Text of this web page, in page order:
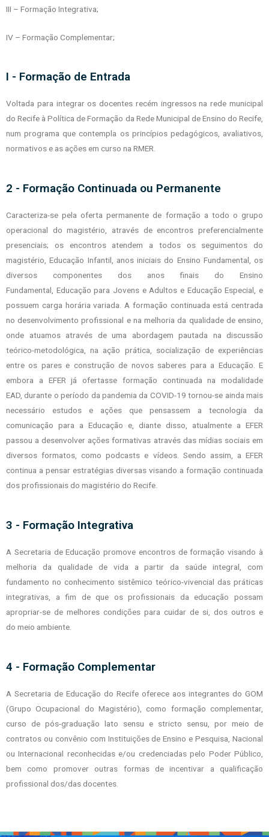
III – Formação Integrativa;
IV – Formação Complementar;
I - Formação de Entrada
Voltada para integrar os docentes recém ingressos na rede municipal
do Recife àPolítica de Formação da Rede Municipal de Ensino do Recife,
num programa quecontempla os princípios pedagógicos, avaliativos,
normativos e as ações em curso na RMER.
2 - Formação Continuada ou Permanente
Caracteriza-se pela oferta permanente de formação a todo o grupo
operacional do magistério, através de encontros preferencialmente
presenciais; os encontros atendem a todos os seguimentos do
magistério, Educação Infantil, anos iniciais do Ensino Fundamental, os
diversos componentes dos anos finais do Ensino
Fundamental, Educação para Jovens e Adultos e Educação Especial, e
possuem carga horária variada. A formação continuada está centrada
no desenvolvimento profissional e namelhoria da qualidade de ensino,
onde atuamos através de uma abordagem pautada na discussão
teórico-metodológica, na ação prática, socialização de experiências
entre os pares e construção de novos saberes para a Educação.E
embora a EFER já ofertasse formação continuada na modalidade
EAD,durante o período da pandemia da COVID-19 tornou-se ainda mais
necessário estudos e ações que pensassem a tecnologia da
comunicação para a Educação e, diante disso, atualmente a EFER
passou a desenvolver ações formativas através das mídias sociais em
diversos formatos, como podcasts e vídeos. Sendo assim, a EFER
continua a pensar estratégias diversas visando a formação continuada
dos profissionais do magistério do Recife.
3 - Formação Integrativa
A Secretaria de Educação promove encontros de formação visando à
melhoria da qualidade de vida a partir da saúde integral, com
fundamento no conhecimento sistêmico teórico-vivencial das práticas
integrativas, a fim de que os profissionais daeducação possam
apropriar-se de melhores condições para cuidar de si, dos outros e
do meio ambiente.
4 - Formação Complementar
A Secretaria de Educação do Recife oferece aos integrantes do GOM
(GrupoOcupacional do Magistério), como formação complementar,
curso de pós-graduação lato sensu e stricto sensu, por meio de
contratos ou convênio com Instituições de Ensinoe Pesquisa, Nacional
ou Internacional reconhecidas e/ou credenciadas pelo Poder Público,
bem como promover outras formas de incentivar a qualificação
profissional dos/das docentes.